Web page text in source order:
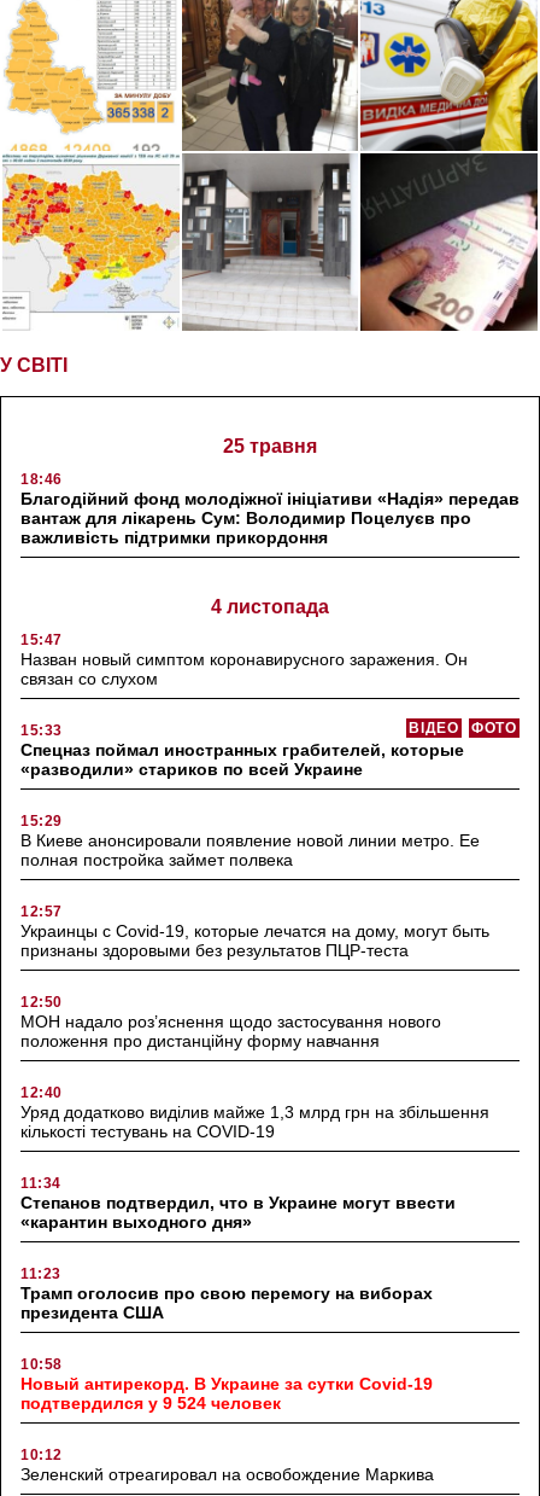
У СВІТІ
25 травня
18:46
Благодійний фонд молодіжної ініціативи «Надія» передав
вантаж для лікарень Сум: Володимир Поцелуєв про
важливість підтримки прикордоння
4 листопада
15:47
Назван новый симптом коронавирусного заражения. Он
связан со слухом
15:33 ФОТО
ВІДЕО
Спецназ поймал иностранных грабителей, которые
«разводили» стариков по всей Украине
15:29
В Киеве анонсировали появление новой линии метро. Ее
полная постройка займет полвека
12:57
Украинцы с Covid-19, которые лечатся на дому, могут быть
признаны здоровыми без результатов ПЦР-теста
12:50
МОН надало роз’яснення щодо застосування нового
положення про дистанційну форму навчання
12:40
Уряд додатково виділив майже 1,3 млрд грн на збільшення
кількості тестувань на COVID-19
11:34
Степанов подтвердил, что в Украине могут ввести
«карантин выходного дня»
11:23
Трамп оголосив про свою перемогу на виборах
президента США
10:58
Новый антирекорд. В Украине за сутки Covid-19
подтвердился у 9 524 человек
10:12
Зеленский отреагировал на освобождение Маркива